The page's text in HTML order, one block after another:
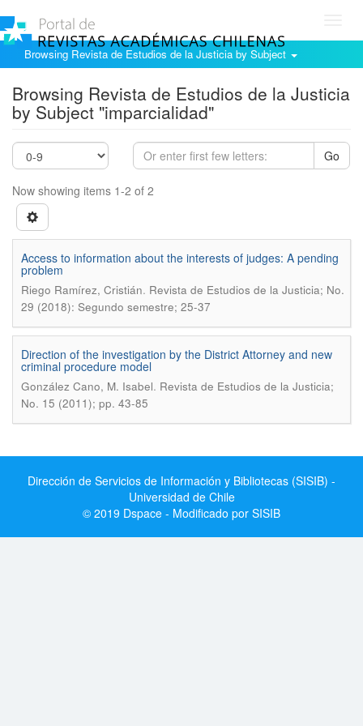
Browsing Revista de Estudios de la Justicia by Subject
Browsing Revista de Estudios de la Justicia
by Subject "imparcialidad"
Go
Now showing items 1-2 of 2
Access to information about the interests of judges: A pending
problem
Riego Ramírez, Cristián. Revista de Estudios de la Justicia; No.
29 (2018): Segundo semestre; 25-37
Direction of the investigation by the District Attorney and new
criminal procedure model
González Cano, M. Isabel. Revista de Estudios de la Justicia;
No. 15 (2011); pp. 43-85
Dirección de Servicios de Información y Bibliotecas (SISIB) -
Universidad de Chile
© 2019 Dspace - Modificado por SISIB